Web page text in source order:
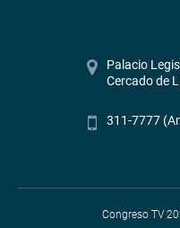
Palacio
Cercado de
311-7777
Congreso TV